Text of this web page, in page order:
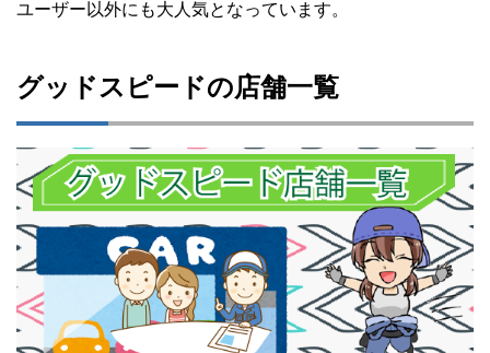
ユーザー以外にも大人気となっています。
グッドスピードの店舗一覧